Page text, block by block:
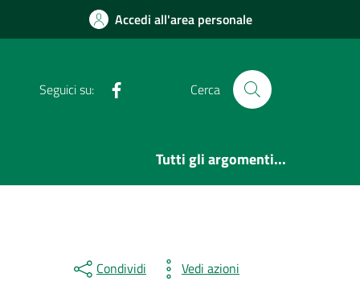
Accedi all'area personale
Seguici su: Cerca
Tutti gli argomenti...
Condividi Vedi azioni